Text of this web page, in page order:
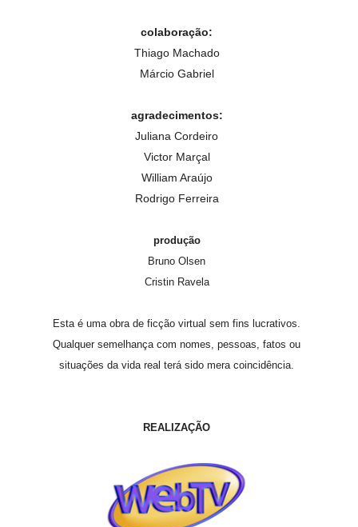
colaboração:
Thiago Machado
Márcio Gabriel
agradecimentos:
Juliana Cordeiro
Victor Marçal
William Araújo
Rodrigo Ferreira
produção
Bruno Olsen
Cristin Ravela
Esta é uma obra de ficção virtual sem fins lucrativos.
Qualquer semelhança com nomes, pessoas, fatos ou
situações da vida real terá sido mera coincidência.
REALIZAÇÃO